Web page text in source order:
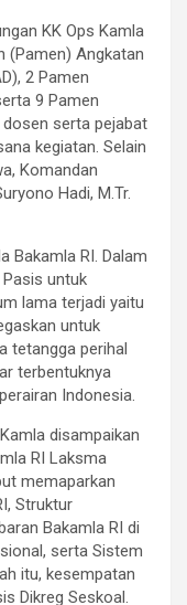
KK Ops Kamla
(Pamen) Angkatan
2 Pamen
9 Pamen
dosen serta pejabat
kegiatan. Selain
Komandan
Hadi, M.Tr.
Bakamla RI. Dalam
untuk
lama terjadi yaitu
untuk
tetangga perihal
terbentuknya
Indonesia.
disampaikan
RI Laksma
memaparkan
Struktur
Bakamla RI di
serta Sistem
itu, kesempatan
Dikreg Seskoal.